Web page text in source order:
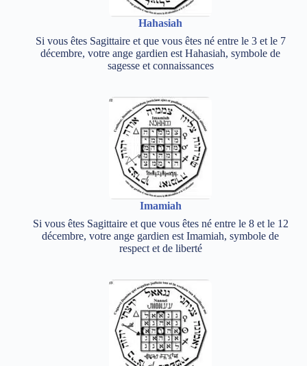
Hahasiah
Si vous êtes Sagittaire et que vous êtes né entre le 3 et le 7
décembre, votre ange gardien est Hahasiah, symbole de
sagesse et connaissances
Imamiah
Si vous êtes Sagittaire et que vous êtes né entre le 8 et le 12
décembre, votre ange gardien est Imamiah, symbole de
respect et de liberté